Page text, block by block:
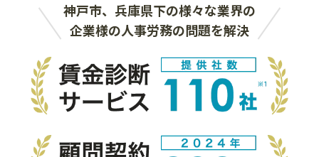
神戸市、兵庫県下の様々な業界の
企業様の人事労務の問題を解決